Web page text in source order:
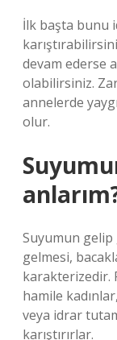
İlk başta bunu
devam ederse
olabilirsiniz.
annelerde
olur.
Suyumun gelip
gelmesi,
karakterizedir.
hamile
veya idrar
karıştırırlar.